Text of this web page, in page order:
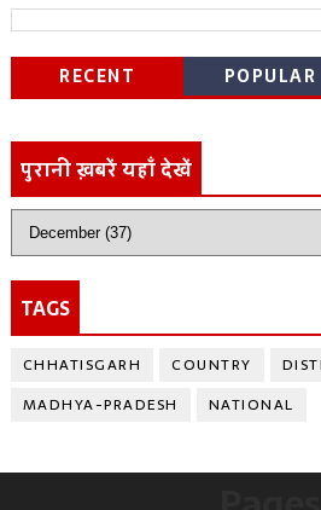
RECENT POPULAR
पुरानी ख़बरें यहाँ देखें
TAGS
CHHATISGARH COUNTRY
MADHYA-PRADESH
NATIONAL